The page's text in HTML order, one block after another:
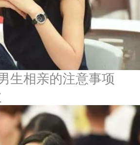
生相亲的注意事项